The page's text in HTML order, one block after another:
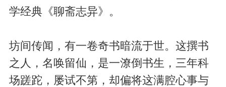
学经典《聊斋志异》。
坊间传闻，有一卷奇书暗流于世。这撰书
之人，名唤留仙，是一潦倒书生，三年科
场蹉跎，屡试不第，却偏将这满腔心事与